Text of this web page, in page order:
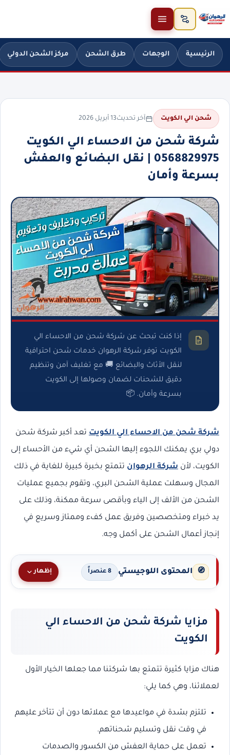
تخطَّ إلى المحتوى
الرئيسية الوجهات طرق الشحن مركز الشحن الدولي
شحن الي الكويت آخر تحديث13 أبريل 2026
شركة شحن من الاحساء الي الكويت
0568829975 | نقل البضائع والعفش
بسرعة وأمان
إذا كنت تبحث عن شركة شحن من الاحساء الي
الكويت توفر شركة الرهوان خدمات شحن احترافية
لنقل الأثاث والبضائع 🚚 مع تغليف آمن وتنظيم
دقيق للشحنات لضمان وصولها إلى الكويت
بسرعة وأمان. 📦
شركة شحن من الاحساء الي الكويت تعد أكبر شركة شحن
دولي بري يمكنك اللجوء إليها الشحن أي شيء من الأحساء إلى
الكويت، لأن شركة الرهوان تتمتع بخبرة كبيرة للغاية في ذلك
المجال وسهلت عملية الشحن البري، وتقوم بجميع عمليات
الشحن من الألف إلى الياء وبأقصى سرعة ممكنة، وذلك على
يد خبراء ومتخصصين وفريق عمل كفء وممتاز وسريع في
إنجاز أعمال الشحن على أكمل وجه.
🧭 المحتوى اللوجيستي 8 عنصراً إظهار
مزايا شركة شحن من الاحساء الي
الكويت
هناك مزايا كثيرة تتمتع بها شركتنا مما جعلها الخيار الأول
لعملائنا، وهي كما يلي:
تلتزم بشدة في مواعيدها مع عملائها دون أن تتأخر عليهم
في وقت نقل وتسليم شحناتهم.
تعمل على حماية العفش من الكسور والصدمات